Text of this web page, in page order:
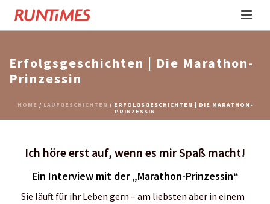
Erfolgsgeschichten | Die Marathon-
Prinzessin
HOME / LAUFGESCHICHTEN / ERFOLGSGESCHICHTEN | DIE MARATHON-
PRINZESSIN
Ich höre erst auf, wenn es mir Spaß macht!
Ein Interview mit der „Marathon-Prinzessin“
Sie läuft für ihr Leben gern – am liebsten aber in einem